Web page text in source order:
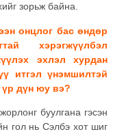
зорьж байна.
онцлог бас өндөр
хэрэгжүүлбэл
эхлэл хурдан
итгэл үнэмшилтэй
үр дүн юу вэ?
буулгана гэсэн
гол нь Сэлбэ хот шиг